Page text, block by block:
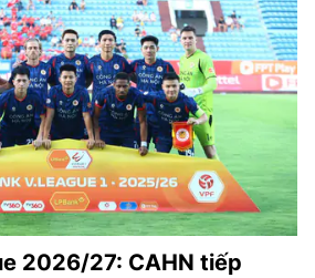
2026/27: CAHN tiếp